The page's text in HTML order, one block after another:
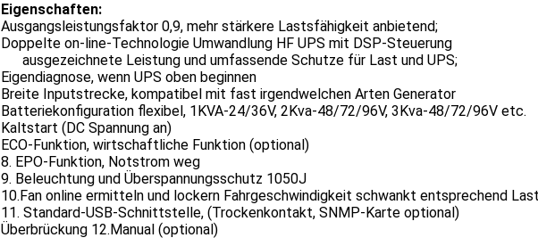
Eigenschaften:
Ausgangsleistungsfaktor 0,9, mehr stärkere Lastsfähigkeit anbietend;
Doppelte on-line-Technologie Umwandlung HF UPS mit DSP-Steuerung
ausgezeichnete Leistung und umfassende Schutze für Last und UPS;
Eigendiagnose, wenn UPS oben beginnen
Breite Inputstrecke, kompatibel mit fast irgendwelchen Arten Generator
Batteriekonfiguration flexibel, 1KVA-24/36V, 2Kva-48/72/96V, 3Kva-48/72/96V etc.
Kaltstart (DC Spannung an)
ECO-Funktion, wirtschaftliche Funktion (optional)
8. EPO-Funktion, Notstrom weg
9. Beleuchtung und Überspannungsschutz 1050J
10.Fan online ermitteln und lockern Fahrgeschwindigkeit schwankt entsprechend
11. Standard-USB-Schnittstelle, (Trockenkontakt, SNMP-Karte optional)
Überbrückung 12.Manual (optional)